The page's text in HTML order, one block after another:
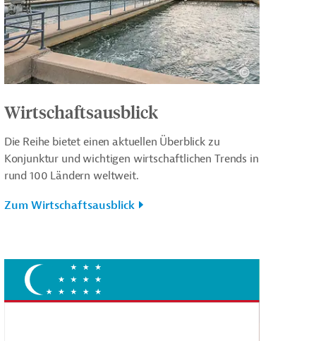
Wirtschaftsausblick
Die Reihe bietet einen aktuellen Überblick zu
Konjunktur und wichtigen wirtschaftlichen Trends in
rund 100 Ländern weltweit.
Zum Wirtschaftsausblick